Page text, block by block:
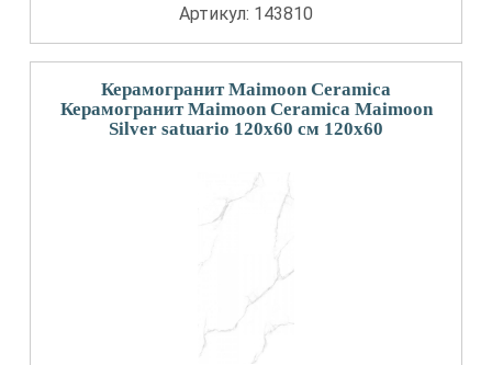
Артикул: 143810
Керамогранит Maimoon Ceramica
Керамогранит Maimoon Ceramica Maimoon
Silver satuario 120х60 см 120x60